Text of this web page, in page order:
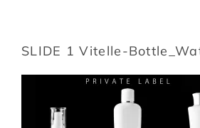
SLIDE 1 Vitelle-